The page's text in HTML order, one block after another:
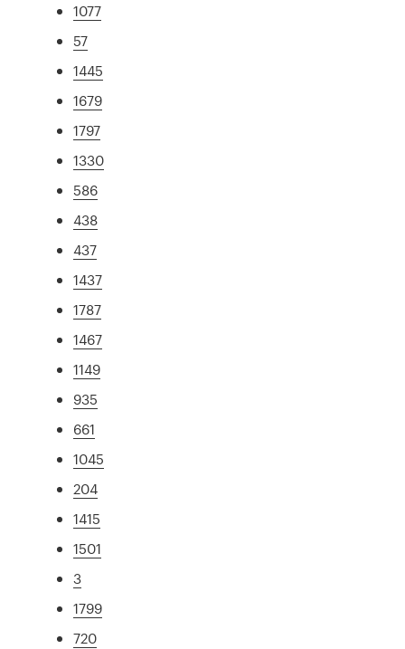
1077
57
1445
1679
1797
1330
586
438
437
1437
1787
1467
1149
935
661
1045
204
1415
1501
3
1799
720